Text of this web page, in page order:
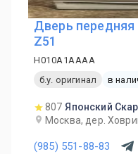
Дверь передняя
Z51
H010A1AAAA
б.у. оригинал
в
807 Японский
Москва, дер.
(985) 551-88-83